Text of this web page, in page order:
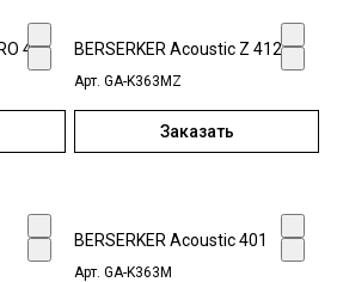
452 BERSERKER Acoustic Z 412
Арт. GA-K363МZ
Заказать
BERSERKER Acoustic 401
Арт. GA-K363М